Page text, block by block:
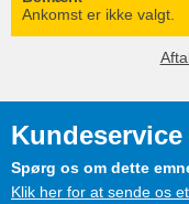
Ankomst er ikke valgt.
Kundeservice
Spørg os om dette
Klik her for at sende os